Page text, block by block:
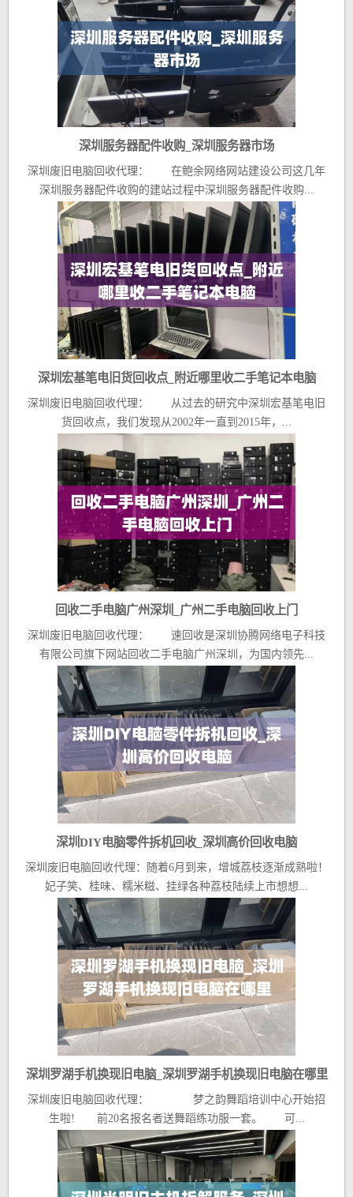
深圳服务器配件收购_深圳服务器市场
深圳废旧电脑回收代理： 在鲍余网络网站建设公司这几年
深圳服务器配件收购的建站过程中深圳服务器配件收购...
深圳宏基笔电旧货回收点_附近哪里收二手笔记本电脑
深圳废旧电脑回收代理： 从过去的研究中深圳宏基笔电旧
货回收点，我们发现从2002年一直到2015年，...
回收二手电脑广州深圳_广州二手电脑回收上门
深圳废旧电脑回收代理： 速回收是深圳协腾网络电子科技
有限公司旗下网站回收二手电脑广州深圳，为国内领先...
深圳DIY电脑零件拆机回收_深圳高价回收电脑
深圳废旧电脑回收代理：随着6月到来，增城荔枝逐渐成熟啦！
妃子笑、桂味、糯米糍、挂绿各种荔枝陆续上市想想...
深圳罗湖手机换现旧电脑_深圳罗湖手机换现旧电脑在哪里
深圳废旧电脑回收代理： 梦之韵舞蹈培训中心开始招
生啦! 前20名报名者送舞蹈练功服一套。 可...